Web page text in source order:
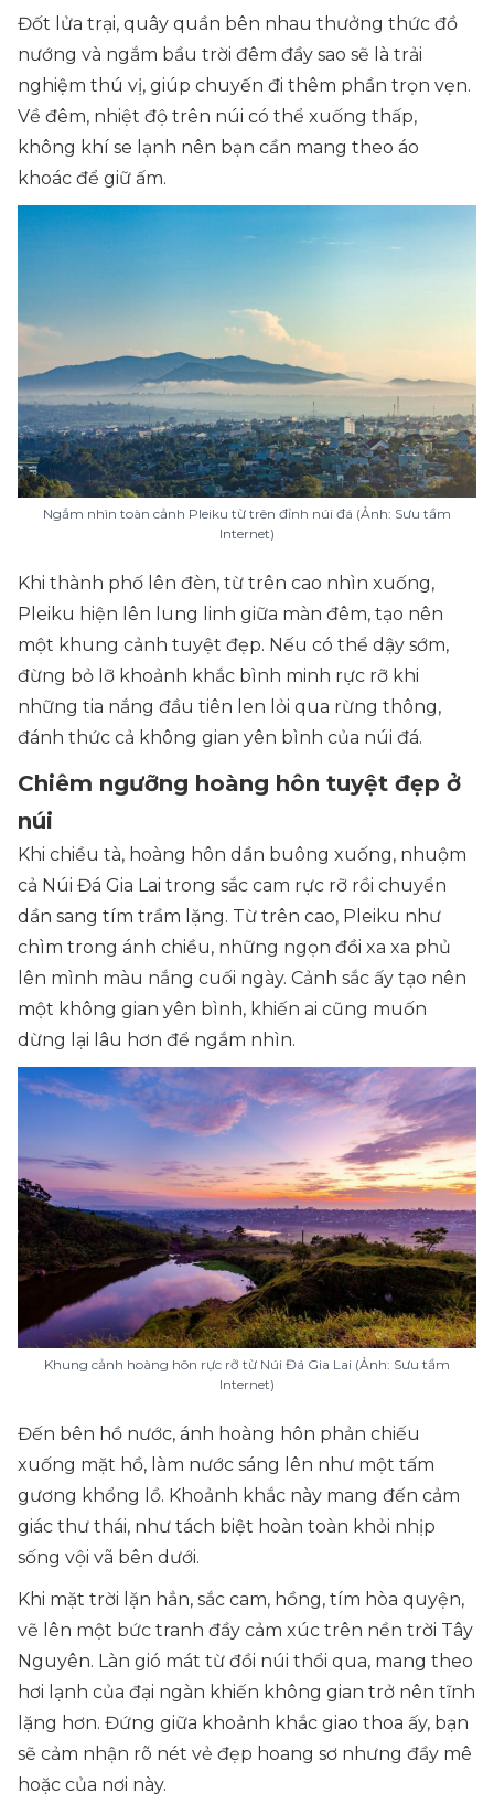
Đốt lửa trại, quây quần bên nhau thưởng thức đồ
nướng và ngắm bầu trời đêm đầy sao sẽ là trải
nghiệm thú vị, giúp chuyến đi thêm phần trọn vẹn.
Về đêm, nhiệt độ trên núi có thể xuống thấp,
không khí se lạnh nên bạn cần mang theo áo
khoác để giữ ấm.
Ngắm nhìn toàn cảnh Pleiku từ trên đỉnh núi đá (Ảnh: Sưu tầm
Internet)
Khi thành phố lên đèn, từ trên cao nhìn xuống,
Pleiku hiện lên lung linh giữa màn đêm, tạo nên
một khung cảnh tuyệt đẹp. Nếu có thể dậy sớm,
đừng bỏ lỡ khoảnh khắc bình minh rực rỡ khi
những tia nắng đầu tiên len lỏi qua rừng thông,
đánh thức cả không gian yên bình của núi đá.
Chiêm ngưỡng hoàng hôn tuyệt đẹp ở
núi
Khi chiều tà, hoàng hôn dần buông xuống, nhuộm
cả Núi Đá Gia Lai trong sắc cam rực rỡ rồi chuyển
dần sang tím trầm lặng. Từ trên cao, Pleiku như
chìm trong ánh chiều, những ngọn đồi xa xa phủ
lên mình màu nắng cuối ngày. Cảnh sắc ấy tạo nên
một không gian yên bình, khiến ai cũng muốn
dừng lại lâu hơn để ngắm nhìn.
Khung cảnh hoàng hôn rực rỡ từ Núi Đá Gia Lai (Ảnh: Sưu tầm
Internet)
Đến bên hồ nước, ánh hoàng hôn phản chiếu
xuống mặt hồ, làm nước sáng lên như một tấm
gương khổng lồ. Khoảnh khắc này mang đến cảm
giác thư thái, như tách biệt hoàn toàn khỏi nhịp
sống vội vã bên dưới.
Khi mặt trời lặn hẳn, sắc cam, hồng, tím hòa quyện,
vẽ lên một bức tranh đầy cảm xúc trên nền trời Tây
Nguyên. Làn gió mát từ đồi núi thổi qua, mang theo
hơi lạnh của đại ngàn khiến không gian trở nên tĩnh
lặng hơn. Đứng giữa khoảnh khắc giao thoa ấy, bạn
sẽ cảm nhận rõ nét vẻ đẹp hoang sơ nhưng đầy mê
hoặc của nơi này.